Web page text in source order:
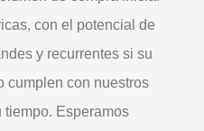
con el potencial de
y recurrentes si su
cumplen con nuestros
tiempo. Esperamos